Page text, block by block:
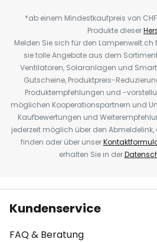
*ab einem Mindestkaufpreis von
Produkte dieser
Melden Sie sich für den
sie tolle Angebote aus dem
Ventilatoren, Solaranlagen und
Gutscheine, Produktpreis-
Produktempfehlungen und -
möglichen Kooperationspartnern und
Kaufbewertungen und
jederzeit möglich über den Abmeldelink,
finden oder über unser
erhalten Sie in der
Kundenservice
FAQ & Beratung